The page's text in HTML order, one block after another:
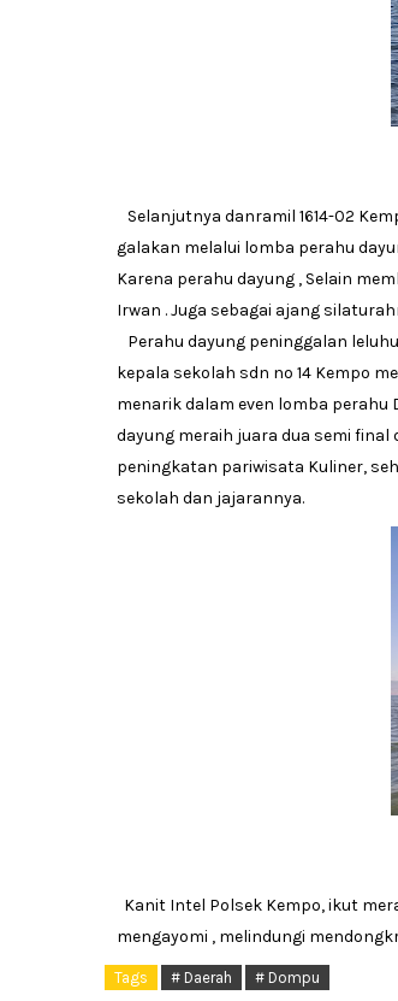
Selanjutnya danramil 1614-02
galakan melalui lomba perahu
Karena perahu dayung , Selain
Irwan . Juga sebagai ajang
Perahu dayung peninggalan
kepala sekolah sdn no 14 Kempo
menarik dalam even lomba perahu
dayung meraih juara dua semi
peningkatan pariwisata Kuliner,
sekolah dan jajarannya.
Kanit Intel Polsek Kempo, ikut
mengayomi , melindungi
Tags # Daerah # Dompu